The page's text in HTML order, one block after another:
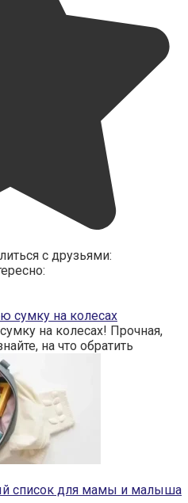
с друзьями:
сумку на колесах
на колесах! Прочная,
на что обратить
список для мамы и малыша